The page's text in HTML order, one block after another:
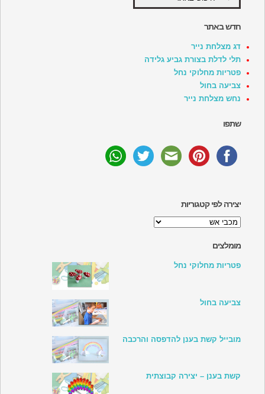
חדש באתר
דג מצלחת נייר
תלי לדלת בצורת גביע גלידה
פטריות מחלוקי נחל
צביעה בחול
נחש מצלחת נייר
שתפו
יצירה לפי קטגוריות
יצירה
קטגוריות
מומלצים
פטריות מחלוקי נחל
צביעה בחול
מובייל קשת בענן להדפסה והרכבה
קשת בענן – יצירה קבוצתית